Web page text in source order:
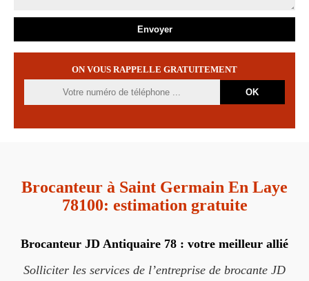
ON VOUS RAPPELLE GRATUITEMENT
Brocanteur à Saint Germain En Laye
78100: estimation gratuite
Brocanteur JD Antiquaire 78 : votre meilleur allié
Solliciter les services de l’entreprise de brocante JD